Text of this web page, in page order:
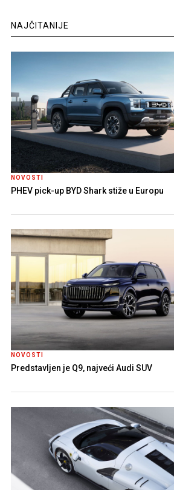
NAJČITANIJE
NOVOSTI
PHEV pick-up BYD Shark stiže u Europu
NOVOSTI
Predstavljen je Q9, najveći Audi SUV